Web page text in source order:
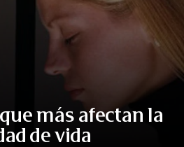
más afectan la
de vida